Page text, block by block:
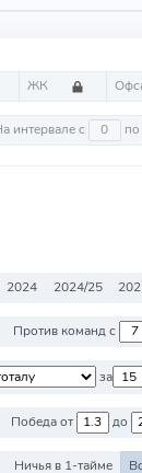
ЖК
На интервале с по
2024 2024/25
Против команд с
за
Победа от до
Ничья в 1-тайме